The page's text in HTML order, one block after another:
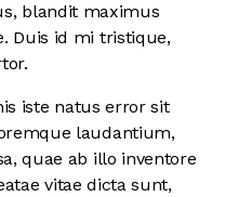
blandit maximus
Duis id mi tristique,
iste natus error sit
laudantium,
quae ab illo inventore
vitae dicta sunt,